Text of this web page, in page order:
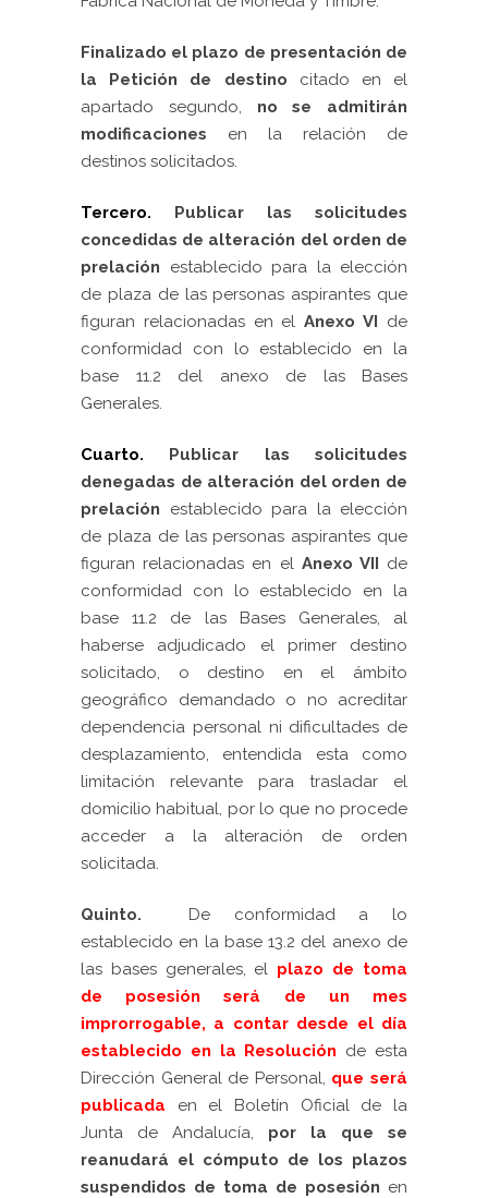
Finalizado el plazo de presentación de
la Petición de destino citado en el
apartado segundo, no se admitirán
modificaciones en la relación de
destinos solicitados.
Tercero.
Publicar las solicitudes
concedidas de alteración del orden de
prelación establecido para la elección
de plaza de las personas aspirantes que
figuran relacionadas en elAnexo VI de
conformidad con lo establecido en la
base 11.2 del anexo de las Bases
Generales.
Cuarto.
Publicar las solicitudes
denegadas de alteración del orden de
prelación establecido para la elección
de plaza de las personas aspirantes que
figuran relacionadas en el Anexo VII de
conformidad con lo establecido en la
base 11.2 de las Bases Generales, al
haberse adjudicado el primer destino
solicitado, o destino en el ámbito
geográfico demandado o no acreditar
dependencia personal ni dificultades de
desplazamiento, entendida esta como
limitación relevante para trasladar el
domicilio habitual, por lo que no procede
acceder a la alteración de orden
solicitada.
Quinto.
De conformidad a lo
establecido en la base 13.2 del anexo de
las bases generales, el plazo de toma
de posesión será de un mes
improrrogable, a contar desde el día
establecido en la Resolución de esta
Dirección General de Personal, que será
publicada
en el Boletín Oficial de la
Junta de Andalucía,
por la que se
reanudará el cómputo de los plazos
suspendidos de toma de posesión en